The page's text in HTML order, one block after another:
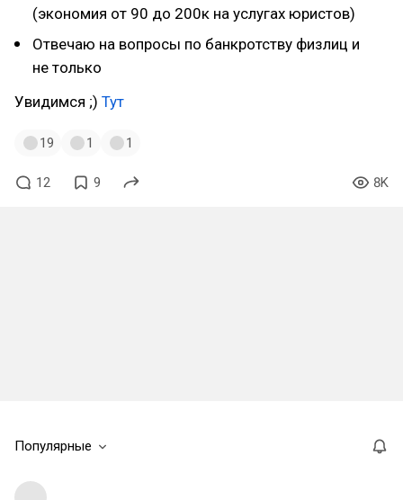
(экономия от 90 до 200к на услугах юристов)
Отвечаю на вопросы по банкротству физлиц и
не только
Увидимся ;) Тут
19 1 1
12 9 8K
Популярные